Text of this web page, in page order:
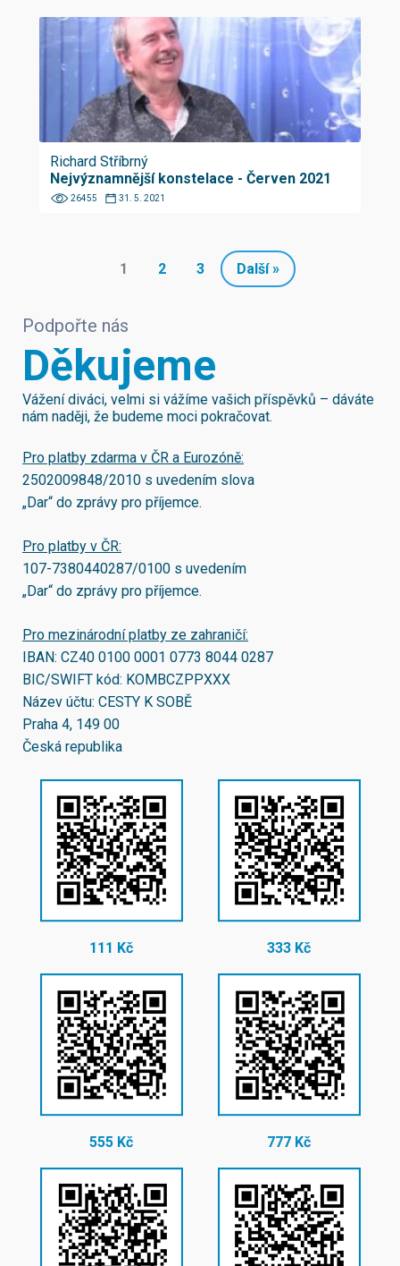
Richard Stříbrný
Nejvýznamnější konstelace - Červen 2021
26455 31. 5. 2021
1 2 3 Další »
Podpořte nás
Děkujeme
Vážení diváci, velmi si vážíme vašich příspěvků – dáváte
nám naději, že budeme moci pokračovat.
Pro platby zdarma v ČR a Eurozóně:
2502009848/2010 s uvedením slova
„Dar“ do zprávy pro příjemce.
Pro platby v ČR:
107-7380440287/0100 s uvedením
„Dar“ do zprávy pro příjemce.
Pro mezinárodní platby ze zahraničí:
IBAN: CZ40 0100 0001 0773 8044 0287
BIC/SWIFT kód: KOMBCZPPXXX
Název účtu: CESTY K SOBĚ
Praha 4, 149 00
Česká republika
111 Kč 333 Kč
555 Kč 777 Kč